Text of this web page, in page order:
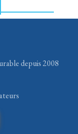
depuis 2008